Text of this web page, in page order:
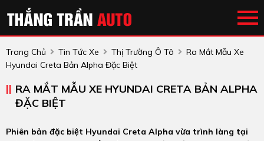
Trang Chủ Tin Tức Xe Thị Trường Ô Tô
Ra Mắt Mẫu Xe
Hyundai Creta Bản Alpha Đặc Biệt
RA MẮT MẪU XE HYUNDAI CRETA BẢN ALPHA
ĐẶC BIỆT
Phiên bản đặc biệt Hyundai Creta Alpha vừa trình làng tại